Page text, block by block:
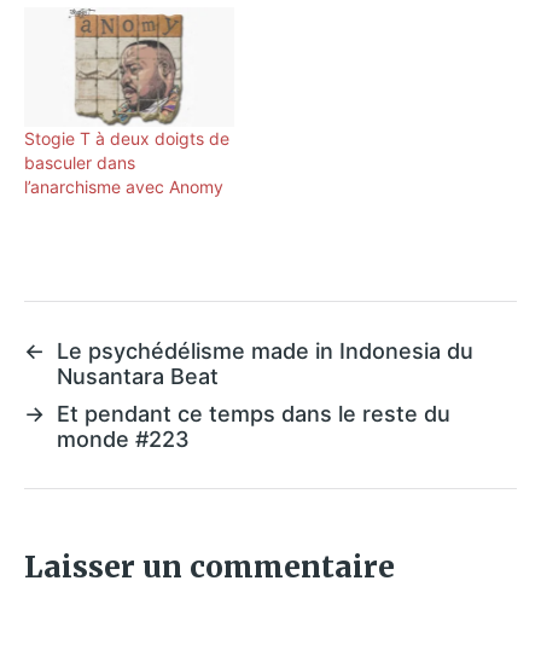
Stogie T à deux doigts de
basculer dans
l’anarchisme avec Anomy
←
Le psychédélisme made in Indonesia du
Nusantara Beat
→ Et pendant ce temps dans le reste du
monde #223
Laisser un commentaire